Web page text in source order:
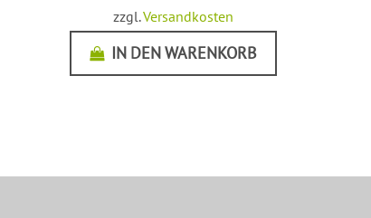
zzgl.Versandkosten
IN DEN WARENKORB